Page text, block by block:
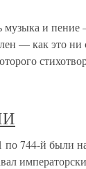
музыка и
— как это
744-й были